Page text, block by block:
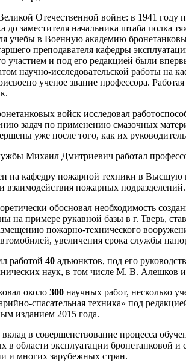
Отечественной войне: в 1941 году
до заместителя начальника штаба
учебы в Военную академию
преподавателя кафедры
участием и под его редакцией были
научно-исследовательской работы на
ученое звание профессора.
войск исследовал
задач по применению смазочных
уже после того, как их
Михаил Дмитриевич работал
на кафедру пожарной техники в
пожарных подразделений.
обосновал необходимость
на примере рукавной базы в г. Тверь,
пожарно-технического
увеличения срока службы
работой 40 адъюнктов, под его
наук, в том числе М. В. Алешков
около 300 научных работ, несколько
спасательная техника» под
изданием 2015 года.
в совершенствование процесса
в области эксплуатации
и многих зарубежных стран.